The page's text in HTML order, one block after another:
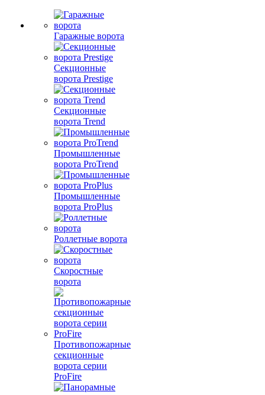
Гаражные ворота
Секционные
ворота Prestige
Секционные
ворота Trend
Промышленные
ворота ProTrend
Промышленные
ворота ProPlus
Роллетные ворота
Скоростные
ворота
Противопожарные
секционные
ворота серии
ProFire